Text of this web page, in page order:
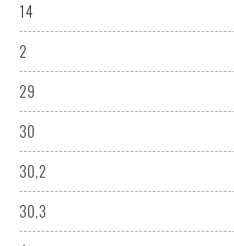
14
2
29
30
30,2
30,3